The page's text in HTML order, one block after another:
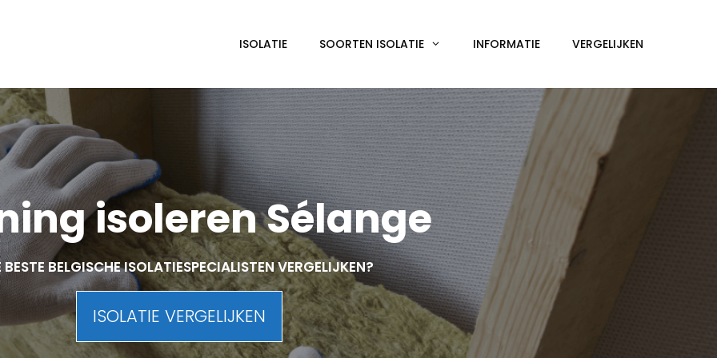
ISOLATIE SOORTEN ISOLATIE INFORMATIE VERGELIJKEN
isoleren Sélange
BESTE BELGISCHE ISOLATIESPECIALISTEN VERGELIJKEN?
ISOLATIE VERGELIJKEN